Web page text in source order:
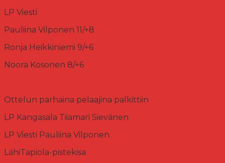
LP Viesti
Pauliina Vilponen 11/+8
Ronja Heikkiniemi 9/+6
Noora Kosonen 8/+6
Ottelun parhaina pelaajina palkittiin
LP Kangasala Tiiamari Sievänen
LP Viesti Pauliina Vilponen
LähiTapiola-pistekisa